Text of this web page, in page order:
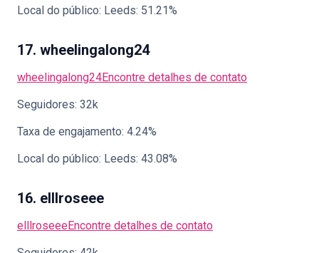
Local do público: Leeds: 51.21%
17. wheelingalong24
wheelingalong24Encontre detalhes de contato
Seguidores: 32k
Taxa de engajamento: 4.24%
Local do público: Leeds: 43.08%
16. elllroseee
elllroseeeEncontre detalhes de contato